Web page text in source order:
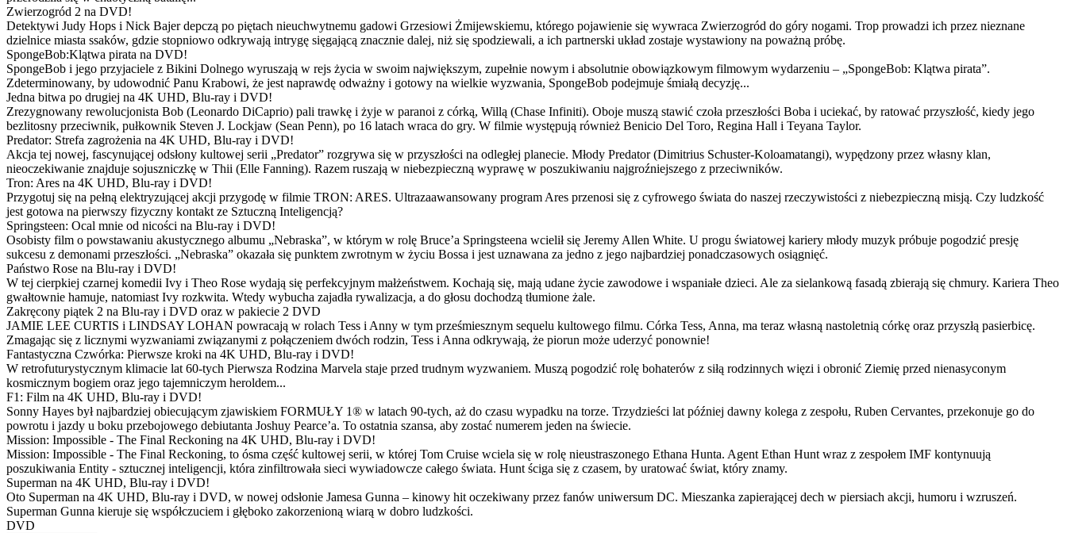
Zwierzogród 2 na DVD!
Detektywi Judy Hops i Nick Bajer depczą po piętach nieuchwytnemu gadowi Grzesiowi Żmijewskiemu, którego pojawienie się wywraca Zwierzogród do góry nogami. Trop prowadzi ich przez nieznane
dzielnice miasta ssaków, gdzie stopniowo odkrywają intrygę sięgającą znacznie dalej, niż się spodziewali, a ich partnerski układ zostaje wystawiony na poważną próbę.
SpongeBob:Klątwa pirata na DVD!
SpongeBob i jego przyjaciele z Bikini Dolnego wyruszają w rejs życia w swoim największym, zupełnie nowym i absolutnie obowiązkowym filmowym wydarzeniu – „SpongeBob: Klątwa pirata”.
Zdeterminowany, by udowodnić Panu Krabowi, że jest naprawdę odważny i gotowy na wielkie wyzwania, SpongeBob podejmuje śmiałą decyzję...
Jedna bitwa po drugiej na 4K UHD, Blu-ray i DVD!
Zrezygnowany rewolucjonista Bob (Leonardo DiCaprio) pali trawkę i żyje w paranoi z córką, Willą (Chase Infiniti). Oboje muszą stawić czoła przeszłości Boba i uciekać, by ratować przyszłość, kiedy jego
bezlitosny przeciwnik, pułkownik Steven J. Lockjaw (Sean Penn), po 16 latach wraca do gry. W filmie występują również Benicio Del Toro, Regina Hall i Teyana Taylor.
Predator: Strefa zagrożenia na 4K UHD, Blu-ray i DVD!
Akcja tej nowej, fascynującej odsłony kultowej serii „Predator” rozgrywa się w przyszłości na odległej planecie. Młody Predator (Dimitrius Schuster-Koloamatangi), wypędzony przez własny klan,
nieoczekiwanie znajduje sojuszniczkę w Thii (Elle Fanning). Razem ruszają w niebezpieczną wyprawę w poszukiwaniu najgroźniejszego z przeciwników.
Tron: Ares na 4K UHD, Blu-ray i DVD!
Przygotuj się na pełną elektryzującej akcji przygodę w filmie TRON: ARES. Ultrazaawansowany program Ares przenosi się z cyfrowego świata do naszej rzeczywistości z niebezpieczną misją. Czy ludzkość
jest gotowa na pierwszy fizyczny kontakt ze Sztuczną Inteligencją?
Springsteen: Ocal mnie od nicości na Blu-ray i DVD!
Osobisty film o powstawaniu akustycznego albumu „Nebraska”, w którym w rolę Bruce’a Springsteena wcielił się Jeremy Allen White. U progu światowej kariery młody muzyk próbuje pogodzić presję
sukcesu z demonami przeszłości. „Nebraska” okazała się punktem zwrotnym w życiu Bossa i jest uznawana za jedno z jego najbardziej ponadczasowych osiągnięć.
Państwo Rose na Blu-ray i DVD!
W tej cierpkiej czarnej komedii Ivy i Theo Rose wydają się perfekcyjnym małżeństwem. Kochają się, mają udane życie zawodowe i wspaniałe dzieci. Ale za sielankową fasadą zbierają się chmury. Kariera Theo
gwałtownie hamuje, natomiast Ivy rozkwita. Wtedy wybucha zajadła rywalizacja, a do głosu dochodzą tłumione żale.
Zakręcony piątek 2 na Blu-ray i DVD oraz w pakiecie 2 DVD
JAMIE LEE CURTIS i LINDSAY LOHAN powracają w rolach Tess i Anny w tym prześmiesznym sequelu kultowego filmu. Córka Tess, Anna, ma teraz własną nastoletnią córkę oraz przyszłą pasierbicę.
Zmagając się z licznymi wyzwaniami związanymi z połączeniem dwóch rodzin, Tess i Anna odkrywają, że piorun może uderzyć ponownie!
Fantastyczna Czwórka: Pierwsze kroki na 4K UHD, Blu-ray i DVD!
W retrofuturystycznym klimacie lat 60-tych Pierwsza Rodzina Marvela staje przed trudnym wyzwaniem. Muszą pogodzić rolę bohaterów z siłą rodzinnych więzi i obronić Ziemię przed nienasyconym
kosmicznym bogiem oraz jego tajemniczym heroldem...
F1: Film na 4K UHD, Blu-ray i DVD!
Sonny Hayes był najbardziej obiecującym zjawiskiem FORMUŁY 1® w latach 90-tych, aż do czasu wypadku na torze. Trzydzieści lat później dawny kolega z zespołu, Ruben Cervantes, przekonuje go do
powrotu i jazdy u boku przebojowego debiutanta Joshuy Pearce’a. To ostatnia szansa, aby zostać numerem jeden na świecie.
Mission: Impossible - The Final Reckoning na 4K UHD, Blu-ray i DVD!
Mission: Impossible - The Final Reckoning, to ósma część kultowej serii, w której Tom Cruise wciela się w rolę nieustraszonego Ethana Hunta. Agent Ethan Hunt wraz z zespołem IMF kontynuują
poszukiwania Entity - sztucznej inteligencji, która zinfiltrowała sieci wywiadowcze całego świata. Hunt ściga się z czasem, by uratować świat, który znamy.
Superman na 4K UHD, Blu-ray i DVD!
Oto Superman na 4K UHD, Blu-ray i DVD, w nowej odsłonie Jamesa Gunna – kinowy hit oczekiwany przez fanów uniwersum DC. Mieszanka zapierającej dech w piersiach akcji, humoru i wzruszeń.
Superman Gunna kieruje się współczuciem i głęboko zakorzenioną wiarą w dobro ludzkości.
DVD